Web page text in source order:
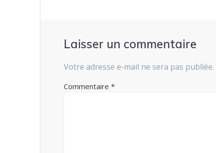
Laisser un commentaire
Votre adresse e-mail ne sera pas publiée.
Commentaire*